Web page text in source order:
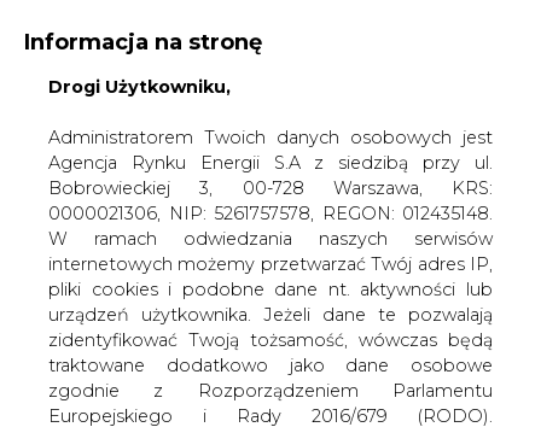
KONTAKT:
WYDAWCA PORTALU:
WYSOKI KONTRAST WIELKOŚĆ TEKSTU A A
ZALOGUJ SIĘ
Informacja na stronę
Drogi Użytkowniku,
Administratorem Twoich danych osobowych jest
Agencja Rynku Energii S.A z siedzibą przy ul.
Bobrowieckiej 3, 00-728 Warszawa, KRS:
0000021306, NIP: 5261757578, REGON: 012435148.
W ramach odwiedzania naszych serwisów
internetowych możemy przetwarzać Twój adres IP,
pliki cookies i podobne dane nt. aktywności lub
urządzeń użytkownika. Jeżeli dane te pozwalają
zidentyfikować Twoją tożsamość, wówczas będą
traktowane dodatkowo jako dane osobowe
zgodnie z Rozporządzeniem Parlamentu
Europejskiego i Rady 2016/679 (RODO).